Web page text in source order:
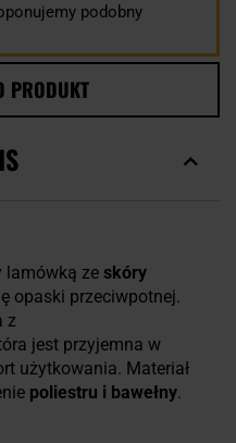
podobny
PRODUKT
lamówką ze skóry
opaski przeciwpotnej.
z
jest przyjemna w
użytkowania. Materiał
poliestru i bawełny.